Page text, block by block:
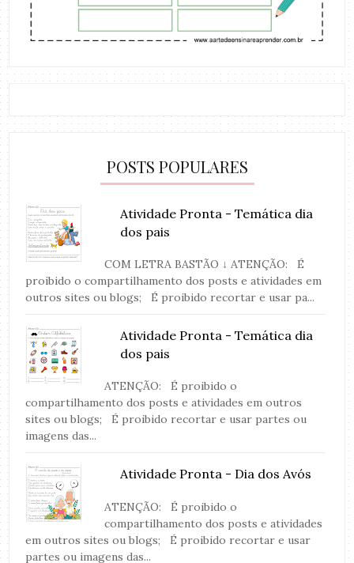
POSTS POPULARES
Atividade Pronta - Temática dia
dos pais
COM LETRA BASTÃO ↓ ATENÇÃO: É
proibido o compartilhamento dos posts e atividades em
outros sites ou blogs; É proibido recortar e usar pa...
Atividade Pronta - Temática dia
dos pais
ATENÇÃO: É proibido o
compartilhamento dos posts e atividades em outros
sites ou blogs; É proibido recortar e usar partes ou
imagens das...
Atividade Pronta - Dia dos Avós
ATENÇÃO: É proibido o
compartilhamento dos posts e atividades
em outros sites ou blogs; É proibido recortar e usar
partes ou imagens das...